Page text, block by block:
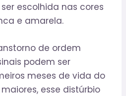
ser escolhida nas cores
e amarela.
de ordem
podem ser
meses de vida do
esse distúrbio